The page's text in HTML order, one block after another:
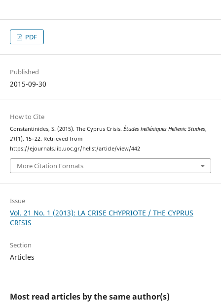
PDF
Published
2015-09-30
How to Cite
Constantinides, S. (2015). The Cyprus Crisis. Études helléniques Hellenic Studies,
21(1), 15–22. Retrieved from
https://ejournals.lib.uoc.gr/hellst/article/view/442
More Citation Formats
Issue
Vol. 21 No. 1 (2013): LA CRISE CHYPRIOTE / THE CYPRUS
CRISIS
Section
Articles
Most read articles by the same author(s)